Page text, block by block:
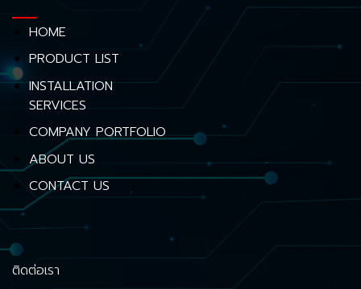
HOME
PRODUCT LIST
INSTALLATION
SERVICES
COMPANY PORTFOLIO
ABOUT US
CONTACT US
ติดต่อเรา